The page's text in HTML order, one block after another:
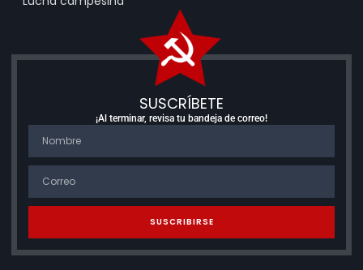
SUSCRÍBETE
¡Al terminar, revisa tu bandeja de correo!
SUSCRIBIRSE